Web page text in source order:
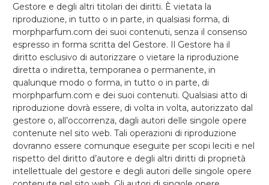
Gestore e degli altri titolari dei diritti. È vietata la
riproduzione, in tutto o in parte, in qualsiasi forma, di
morphparfum.com dei suoi contenuti, senza il consenso
espresso in forma scritta del Gestore. Il Gestore ha il
diritto esclusivo di autorizzare o vietare la riproduzione
diretta o indiretta, temporanea o permanente, in
qualunque modo o forma, in tutto o in parte, di
morphparfum.com e dei suoi contenuti. Qualsiasi atto di
riproduzione dovrà essere, di volta in volta, autorizzato dal
gestore o, all’occorrenza, dagli autori delle singole opere
contenute nel sito web. Tali operazioni di riproduzione
dovranno essere comunque eseguite per scopi leciti e nel
rispetto del diritto d’autore e degli altri diritti di proprietà
intellettuale del gestore e degli autori delle singole opere